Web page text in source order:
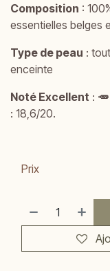
Composition :
essentielles belges
Type de peau :
enceinte
Noté Excellent : 🥕
: 18,6/20.
Prix